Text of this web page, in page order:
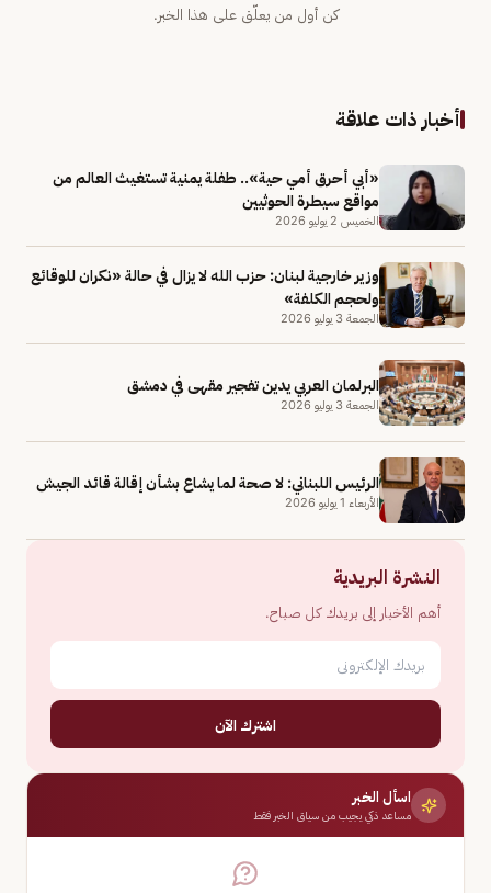
كن أول من يعلّق على هذا الخبر.
أخبار ذات علاقة
«أبي أحرق أمي حية».. طفلة يمنية تستغيث العالم من
مواقع سيطرة الحوثيين
الخميس 2 يوليو 2026
وزير خارجية لبنان: حزب الله لا يزال في حالة «نكران للوقائع
ولحجم الكلفة»
الجمعة 3 يوليو 2026
البرلمان العربي يدين تفجير مقهى في دمشق
الجمعة 3 يوليو 2026
الرئيس اللبناني: لا صحة لما يشاع بشأن إقالة قائد الجيش
الأربعاء 1 يوليو 2026
النشرة البريدية
أهم الأخبار إلى بريدك كل صباح.
اشترك الآن
اسأل الخبر
مساعد ذكي يجيب من سياق الخبر فقط